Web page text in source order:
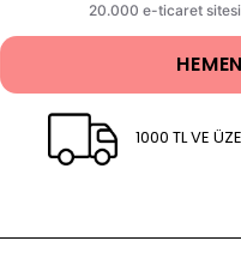
1000 TL VE